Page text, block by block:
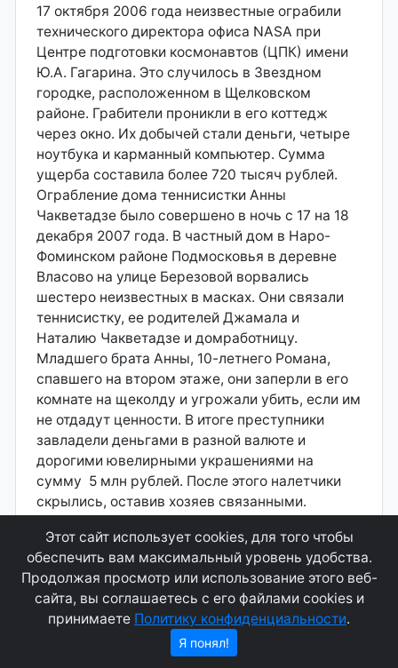
17 октября 2006 года неизвестные ограбили
технического директора офиса NASA при
Центре подготовки космонавтов (ЦПК) имени
Ю.А. Гагарина. Это случилось в Звездном
городке, расположенном в Щелковском
районе. Грабители проникли в его коттедж
через окно. Их добычей стали деньги, четыре
ноутбука и карманный компьютер. Сумма
ущерба составила более 720 тысяч рублей.
Ограбление дома теннисистки Анны
Чакветадзе было совершено в ночь с 17 на 18
декабря 2007 года. В частный дом в Наро-
Фоминском районе Подмосковья в деревне
Власово на улице Березовой ворвались
шестеро неизвестных в масках. Они связали
теннисистку, ее родителей Джамала и
Наталию Чакветадзе и домработницу.
Младшего брата Анны, 10-летнего Романа,
спавшего на втором этаже, они заперли в его
комнате на щеколду и угрожали убить, если им
не отдадут ценности. В итоге преступники
завладели деньгами в разной валюте и
дорогими ювелирными украшениями на
сумму 5 млн рублей. После этого налетчики
скрылись, оставив хозяев связанными.
освободить родителей и сестру. После
ограбления Анна долго не могла оправиться от
травмы: она почти не чувствовала пальцев
левой руки, которую преступники перетянули
веревкой.
1 апреля 2008 года в Балашихинском районе
Этот сайт использует cookies, для того чтобы
обеспечить вам максимальный уровень удобства.
Продолжая просмотр или использование этого веб-
сайта, вы соглашаетесь с его файлами cookies и
принимаете Политику конфиденциальности.
Я понял!